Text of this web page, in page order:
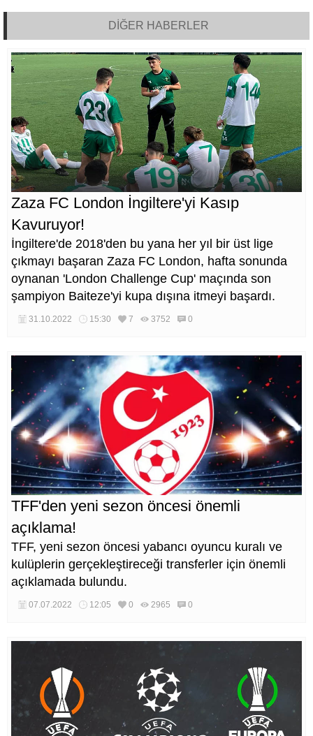
DİĞER HABERLER
Zaza FC London İngiltere'yi Kasıp
Kavuruyor!
İngiltere'de 2018'den bu yana her yıl bir üst lige
çıkmayı başaran Zaza FC London, hafta sonunda
oynanan 'London Challenge Cup' maçında son
şampiyon Baiteze'yi kupa dışına itmeyi başardı.
31.10.2022 15:30 7 3752 0
TFF'den yeni sezon öncesi önemli
açıklama!
TFF, yeni sezon öncesi yabancı oyuncu kuralı ve
kulüplerin gerçekleştireceği transferler için önemli
açıklamada bulundu.
07.07.2022 12:05 0 2965 0